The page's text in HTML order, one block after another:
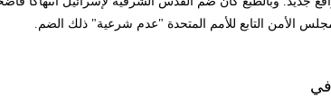
مجلس الأمن التابع للأمم المتحدة "عدم شرعية" ذلك الضم.